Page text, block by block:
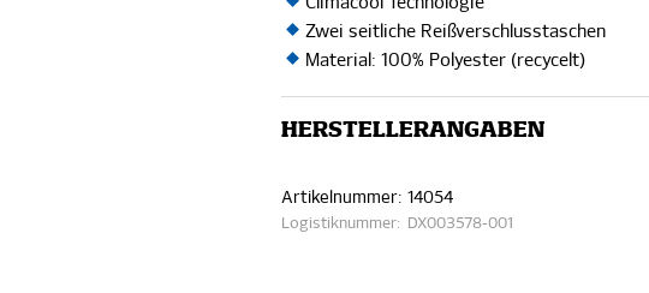
Zwei seitliche Reißverschlusstaschen
Material: 100% Polyester (recycelt)
HERSTELLERANGABEN
Artikelnummer: 14054
Logistiknummer: DX003578-001